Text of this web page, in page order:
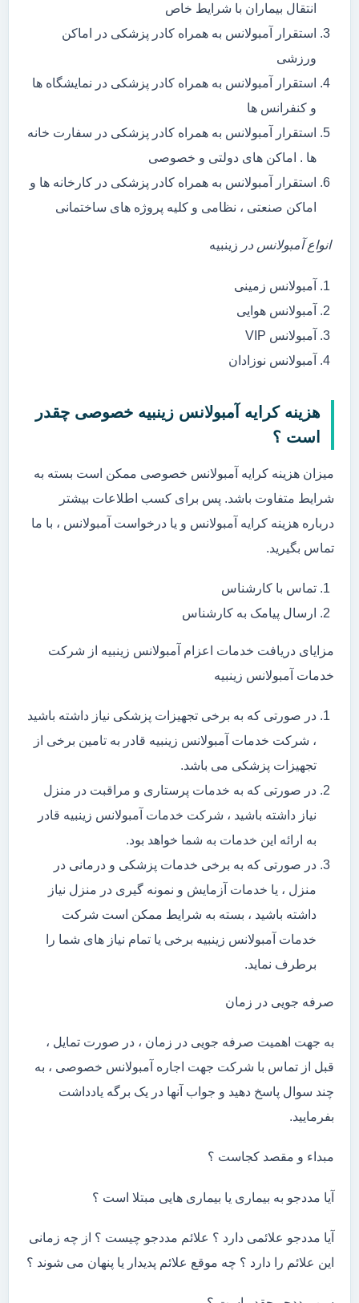
انتقال بیماران با شرایط خاص
استقرار آمبولانس به همراه کادر پزشکی در اماکن
ورزشی
استقرار آمبولانس به همراه کادر پزشکی در نمایشگاه ها
و کنفرانس ها
استقرار آمبولانس به همراه کادر پزشکی در سفارت خانه
ها . اماکن های دولتی و خصوصی
استقرار آمبولانس به همراه کادر پزشکی در کارخانه ها و
اماکن صنعتی ، نظامی و کلیه پروژه های ساختمانی
انواع آمبولانس در زینبیه
آمبولانس زمینی
آمبولانس هوایی
آمبولانس VIP
آمبولانس نوزادان
هزینه کرایه آمبولانس زینبیه خصوصی چقدر
است ؟
میزان هزینه کرایه آمبولانس خصوصی ممکن است بسته به
شرایط متفاوت باشد. پس برای کسب اطلاعات بیشتر
درباره هزینه کرایه آمبولانس و یا درخواست آمبولانس ، با ما
تماس بگیرید.
تماس با کارشناس
ارسال پیامک به کارشناس
مزایای دریافت خدمات اعزام آمبولانس زینبیه از شرکت
خدمات آمبولانس زینبیه
در صورتی که به برخی تجهیزات پزشکی نیاز داشته باشید
، شرکت خدمات آمبولانس زینبیه قادر به تامین برخی از
تجهیزات پزشکی می باشد.
در صورتی که به خدمات پرستاری و مراقبت در منزل
نیاز داشته باشید ، شرکت خدمات آمبولانس زینبیه قادر
به ارائه این خدمات به شما خواهد بود.
در صورتی که به برخی خدمات پزشکی و درمانی در
منزل ، یا خدمات آزمایش و نمونه گیری در منزل نیاز
داشته باشید ، بسته به شرایط ممکن است شرکت
خدمات آمبولانس زینبیه برخی یا تمام نیاز های شما را
برطرف نماید.
صرفه جویی در زمان
به جهت اهمیت صرفه جویی در زمان ، در صورت تمایل ،
قبل از تماس با شرکت جهت اجاره آمبولانس خصوصی ، به
چند سوال پاسخ دهید و جواب آنها در یک برگه یادداشت
بفرمایید.
مبداء و مقصد کجاست ؟
آیا مددجو به بیماری یا بیماری هایی مبتلا است ؟
آیا مددجو علائمی دارد ؟ علائم مددجو چیست ؟ از چه زمانی
این علائم را دارد ؟ چه موقع علائم پدیدار یا پنهان می شوند ؟